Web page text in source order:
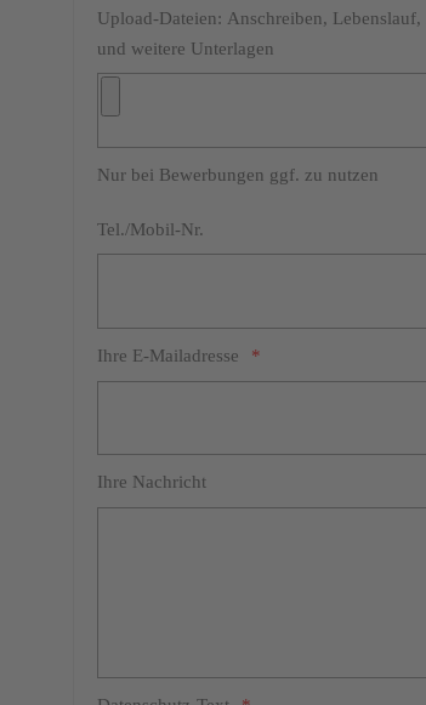
Upload-Dateien: Anschreiben, Lebenslauf,
und weitere Unterlagen
Nur bei Bewerbungen ggf. zu nutzen
Tel./Mobil-Nr.
Ihre E-Mailadresse
Ihre Nachricht